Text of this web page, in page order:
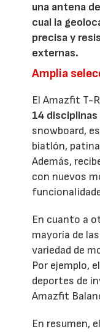
una antena
cual la
precisa y
externas.
Amplia
El Amazfit T-
14
snowboard,
biatlón,
Además,
con nuevos
En cuanto a
mayoría de
variedad de
Por ejemplo,
deportes de
Amazfit
En resumen,